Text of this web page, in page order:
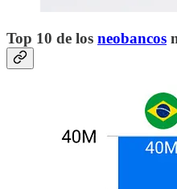
Top 10 de los neobancos